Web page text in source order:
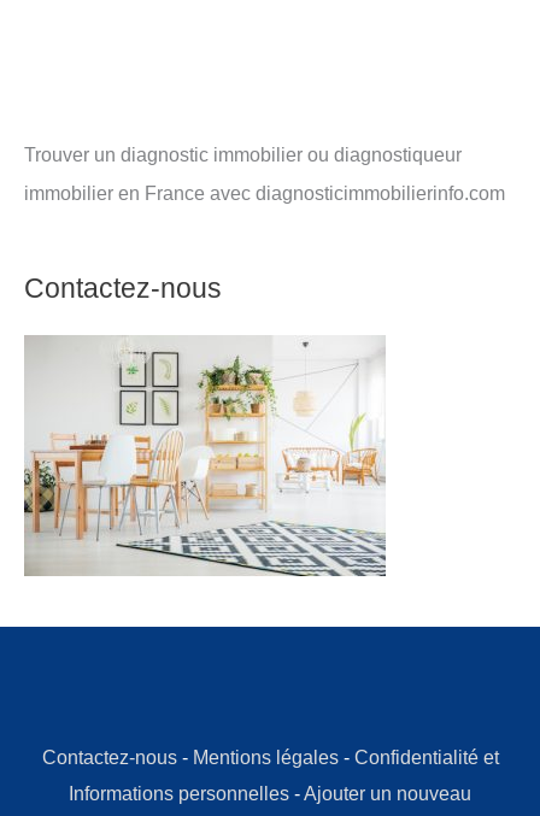
Trouver un diagnostic immobilier ou diagnostiqueur
immobilier en France avec diagnosticimmobilierinfo.com
Contactez-nous
Contactez-nous- Mentions légales- Confidentialité et
Informations personnelles -Ajouter un nouveau